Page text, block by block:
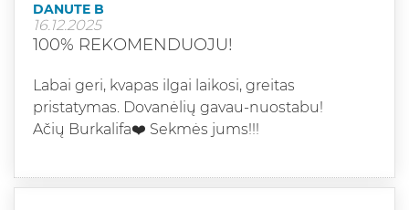
DANUTE B
16.12.2025
100% REKOMENDUOJU!
Labai geri, kvapas ilgai laikosi, greitas
pristatymas. Dovanėlių gavau-nuostabu!
Ačių Burkalifa❤️ Sekmės jums!!!